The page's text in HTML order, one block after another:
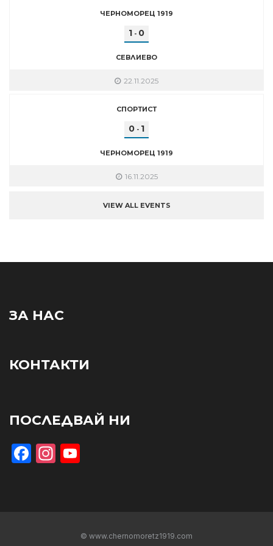
ЧЕРНОМОРЕЦ 1919
1 - 0
СЕВЛИЕВО
22.11.2025
СПОРТИСТ
0 - 1
ЧЕРНОМОРЕЦ 1919
16.11.2025
VIEW ALL EVENTS
ЗА НАС
КОНТАКТИ
ПОСЛЕДВАЙ НИ
Facebook
Instagram
© www.chernomoretz1919.com